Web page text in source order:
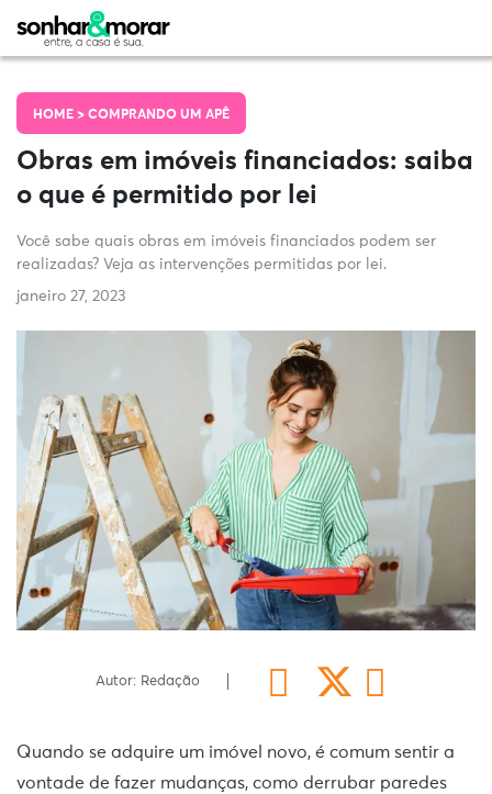
HOME > COMPRANDO UM APÊ
Obras em imóveis financiados: saiba
o que é permitido por lei
Você sabe quais obras em imóveis financiados podem ser
realizadas? Veja as intervenções permitidas por lei.
janeiro 27, 2023
Autor: Redação
Quando se adquire um imóvel novo, é comum sentir a
vontade de fazer mudanças, como derrubar paredes